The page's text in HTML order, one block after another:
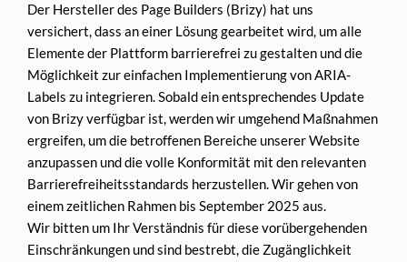
Der Hersteller des Page Builders (Brizy) hat uns
versichert, dass an einer Lösung gearbeitet wird, um alle
Elemente der Plattform barrierefrei zu gestalten und die
Möglichkeit zur einfachen Implementierung von ARIA-
Labels zu integrieren. Sobald ein entsprechendes Update
von Brizy verfügbar ist, werden wir umgehend Maßnahmen
ergreifen, um die betroffenen Bereiche unserer Website
anzupassen und die volle Konformität mit den relevanten
Barrierefreiheitsstandards herzustellen. Wir gehen von
einem zeitlichen Rahmen bis September 2025 aus.
Wir bitten um Ihr Verständnis für diese vorübergehenden
Einschränkungen und sind bestrebt, die Zugänglichkeit